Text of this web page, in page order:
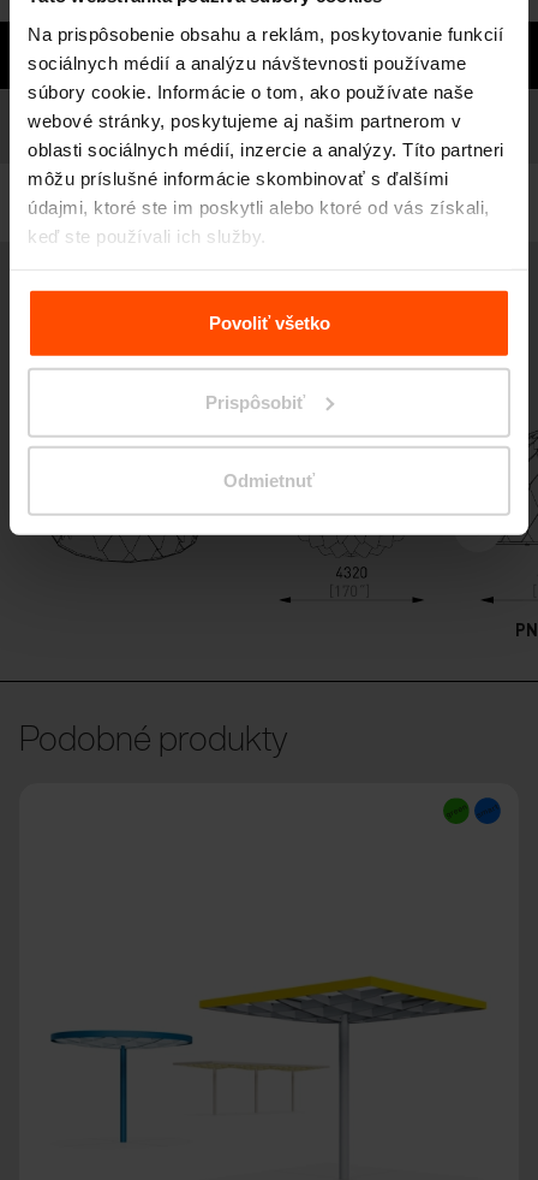
Na prispôsobenie obsahu a reklám, poskytovanie funkcií
sociálnych médií a analýzu návštevnosti používame
súbory cookie. Informácie o tom, ako používate naše
webové stránky, poskytujeme aj našim partnerom v
oblasti sociálnych médií, inzercie a analýzy. Títo partneri
môžu príslušné informácie skombinovať s ďalšími
údajmi, ktoré ste im poskytli alebo ktoré od vás získali,
keď ste používali ich služby.
Viac informácií nájdete na stránkeZásady zpracování
Povoliť všetko
Prispôsobiť
Odmietnuť
Potrebujete poradiť?
Modely Zoznam modelov
Filtrovať
PNC110 - PNC114 - PNC116
Vonkajší altánok
LED osvetlenie
Podobné produkty